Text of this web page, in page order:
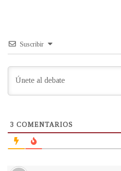
Suscribir
3 COMENTARIOS